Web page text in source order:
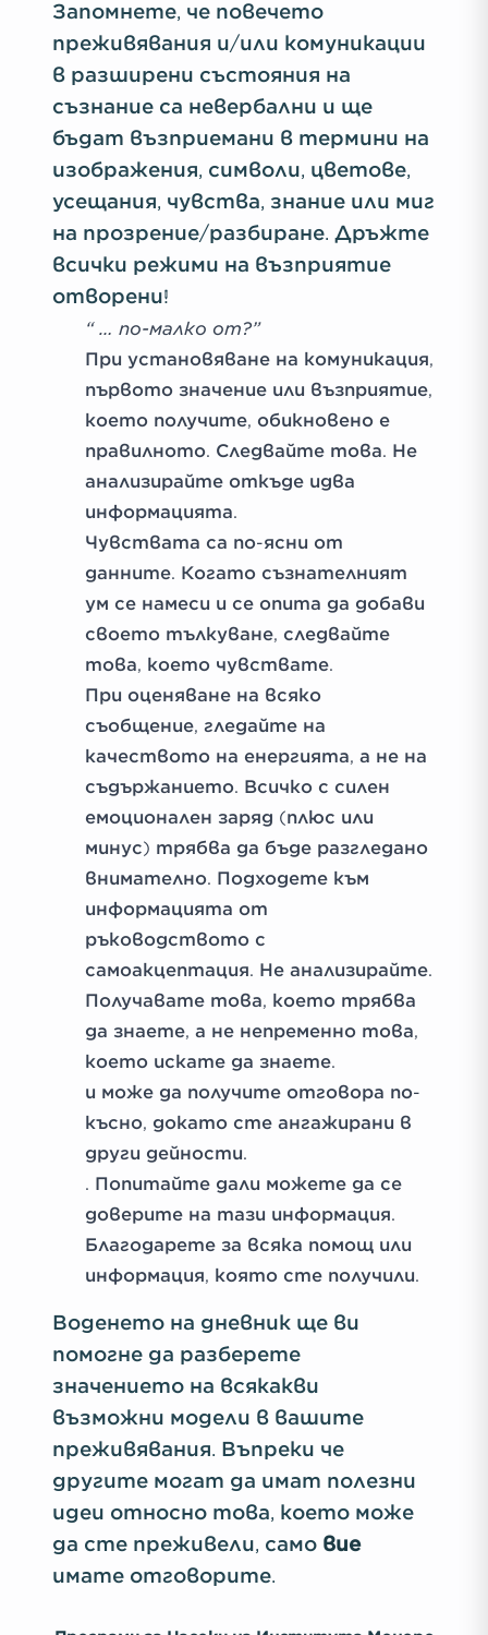
Запомнете, че повечето
преживявания и/или комуникации
в разширени състояния на
съзнание са невербални и ще
бъдат възприемани в термини на
изображения, символи, цветове,
усещания, чувства, знание или миг
на прозрение/разбиране. Дръжте
всички режими на възприятие
отворени!
“ … по-малко от?”
При установяване на комуникация,
първото значение или възприятие,
което получите, обикновено е
правилното. Следвайте това. Не
анализирайте откъде идва
информацията.
Чувствата са по-ясни от
данните. Когато съзнателният
ум се намеси и се опита да добави
своето тълкуване, следвайте
това, което чувствате.
При оценяване на всяко
съобщение, гледайте на
качеството на енергията, а не на
съдържанието. Всичко с силен
емоционален заряд (плюс или
минус) трябва да бъде разгледано
внимателно. Подходете към
информацията от
ръководството с
самоакцептация. Не анализирайте.
Получавате това, което трябва
да знаете, а не непременно това,
което искате да знаете.
и може да получите отговора по-
късно, докато сте ангажирани в
други дейности.
. Попитайте дали можете да се
доверите на тази информация.
Благодарете за всяка помощ или
информация, която сте получили.
Воденето на дневник ще ви
помогне да разберете
значението на всякакви
възможни модели в вашите
преживявания. Въпреки че
другите могат да имат полезни
идеи относно това, което може
да сте преживели, само вие
имате отговорите.